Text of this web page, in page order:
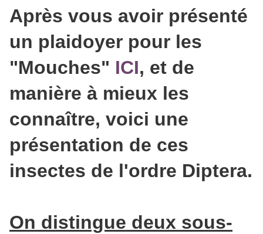
Après vous avoir présenté
un plaidoyer pour les
"Mouches" ICI, et de
manière à mieux les
connaître, voici une
présentation de ces
insectes de l'ordre Diptera.
On distingue deux sous-